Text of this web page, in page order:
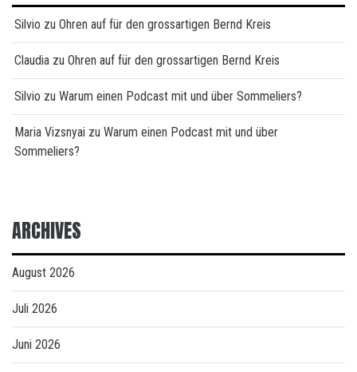
Silvio zu Ohren auf für den grossartigen Bernd Kreis
Claudia zu Ohren auf für den grossartigen Bernd Kreis
Silvio zu Warum einen Podcast mit und über Sommeliers?
Maria Vizsnyai zu Warum einen Podcast mit und über
Sommeliers?
ARCHIVES
August 2026
Juli 2026
Juni 2026